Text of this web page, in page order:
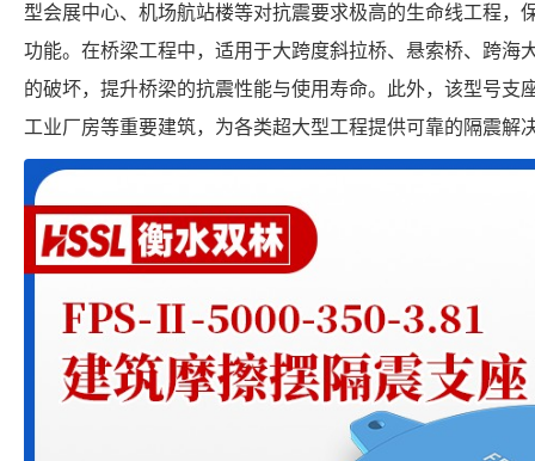
型会展中心、机场航站楼等对抗震要求极高的生命线工程，
功能。在桥梁工程中，适用于大跨度斜拉桥、悬索桥、跨海
的破坏，提升桥梁的抗震性能与使用寿命。此外，该型号支
工业厂房等重要建筑，为各类超大型工程提供可靠的隔震解